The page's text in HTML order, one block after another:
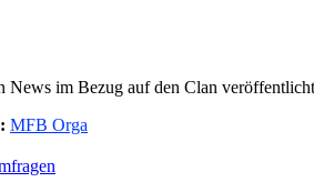
News im Bezug auf den Clan veröffentlicht
MFB Orga